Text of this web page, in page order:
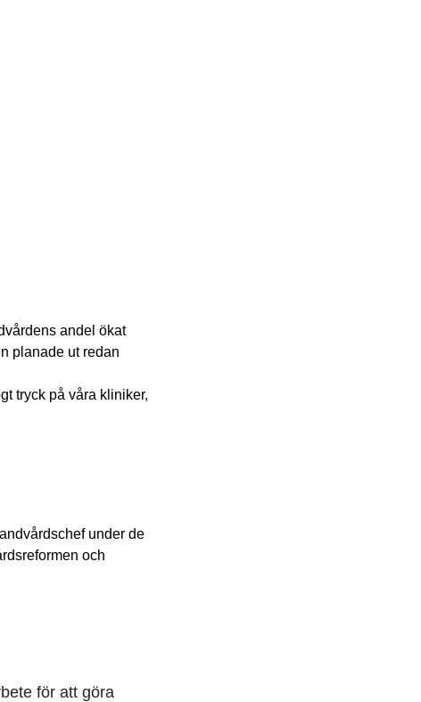
andel ökat
planade ut redan
tryck på våra kliniker,
under de
och
för att göra